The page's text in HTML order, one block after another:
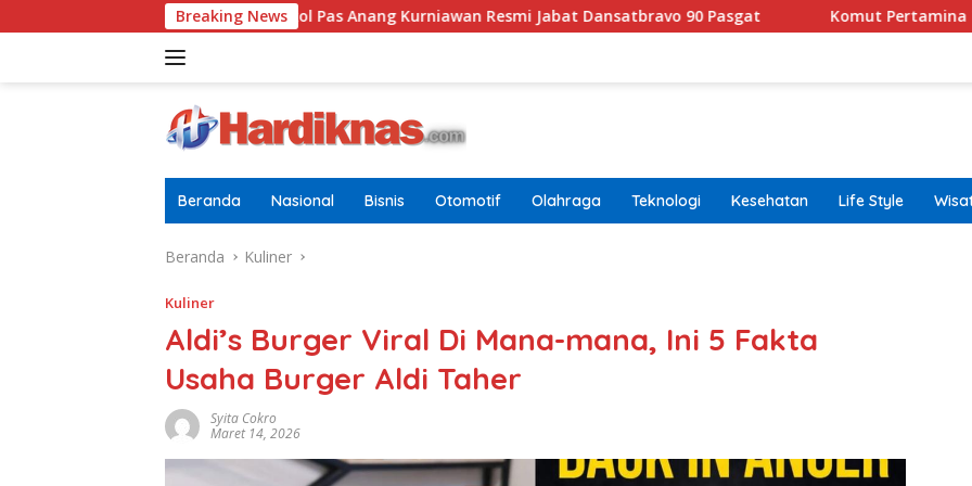
ke
Breaking News
Letkol Pas Anang Kurniawan Resmi Jabat Dansatbravo 90 Pasgat Komut Pertamina Tegaskan Tak
Beranda Nasional Bisnis Otomotif Olahraga Teknologi Kesehatan Life Style
Beranda Kuliner
Kuliner
Aldi’s Burger Viral Di Mana-mana, Ini 5 Fakta
Usaha Burger Aldi Taher
Syita Cokro
Maret 14, 2026